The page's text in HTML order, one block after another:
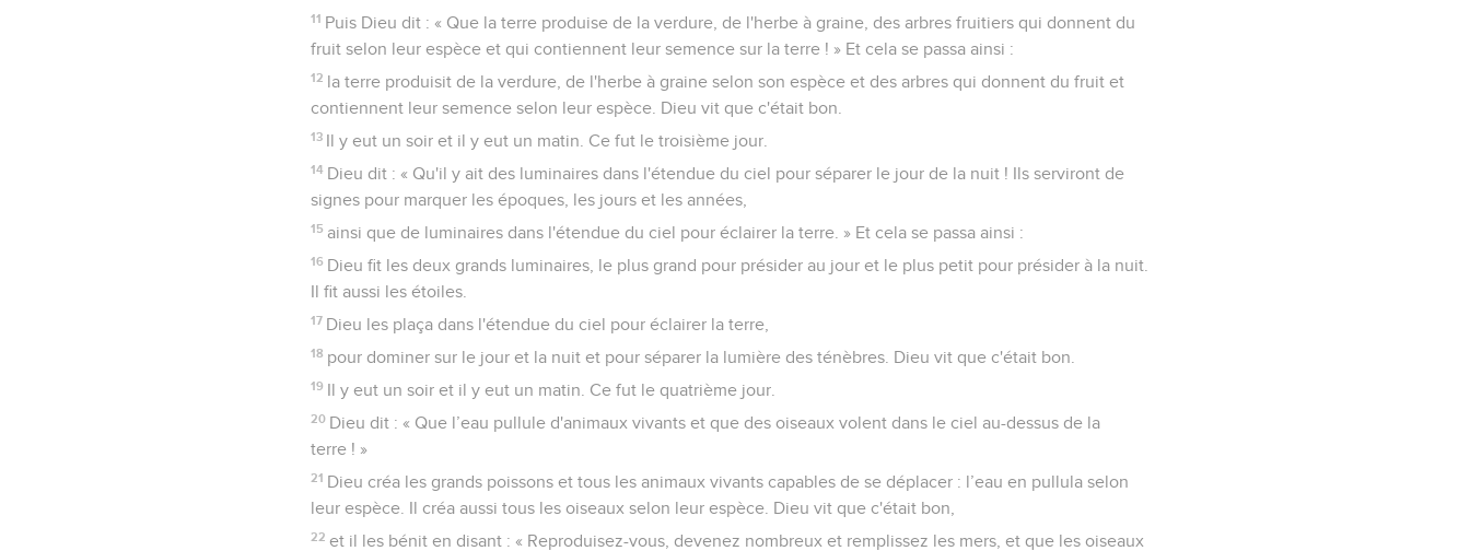
11 Puis Dieu dit : « Que la terre produise de la verdure, de l'herbe à graine, des arbres fruitiers qui donnent du
fruit selon leur espèce et qui contiennent leur semence sur la terre ! » Et cela se passa ainsi :
12 la terre produisit de la verdure, de l'herbe à graine selon son espèce et des arbres qui donnent du fruit et
contiennent leur semence selon leur espèce. Dieu vit que c'était bon.
13 Il y eut un soir et il y eut un matin. Ce fut le troisième jour.
14 Dieu dit : « Qu'il y ait des luminaires dans l'étendue du ciel pour séparer le jour de la nuit ! Ils serviront de
signes pour marquer les époques, les jours et les années,
15 ainsi que de luminaires dans l'étendue du ciel pour éclairer la terre. » Et cela se passa ainsi :
16 Dieu fit les deux grands luminaires, le plus grand pour présider au jour et le plus petit pour présider à la nuit.
Il fit aussi les étoiles.
17 Dieu les plaça dans l'étendue du ciel pour éclairer la terre,
18 pour dominer sur le jour et la nuit et pour séparer la lumière des ténèbres. Dieu vit que c'était bon.
19 Il y eut un soir et il y eut un matin. Ce fut le quatrième jour.
20 Dieu dit : « Que l’eau pullule d'animaux vivants et que des oiseaux volent dans le ciel au-dessus de la
terre ! »
21 Dieu créa les grands poissons et tous les animaux vivants capables de se déplacer : l’eau en pullula selon
leur espèce. Il créa aussi tous les oiseaux selon leur espèce. Dieu vit que c'était bon,
22 et il les bénit en disant : « Reproduisez-vous, devenez nombreux et remplissez les mers, et que les oiseaux